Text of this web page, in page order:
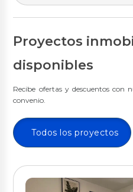
Proyectos
disponibles
Recibe ofertas y descuentos con
convenio.
Todos los proyectos